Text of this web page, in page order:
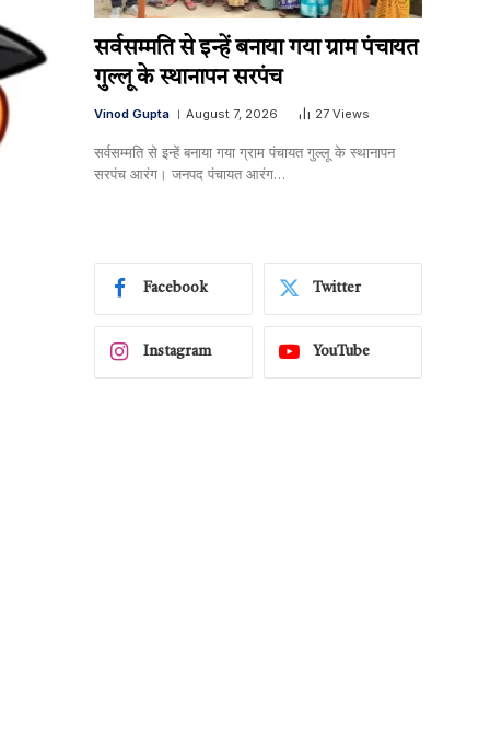
सर्वसम्मति से इन्हें बनाया गया ग्राम पंचायत
गुल्लू के स्थानापन सरपंच
Vinod Gupta August 7, 2026 27 Views
सर्वसम्मति से इन्हें बनाया गया ग्राम पंचायत गुल्लू के स्थानापन
सरपंच आरंग। जनपद पंचायत आरंग…
Facebook Twitter
Instagram YouTube